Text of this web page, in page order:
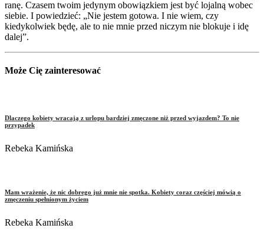
ranę. Czasem twoim jedynym obowiązkiem jest być lojalną wobec
siebie. I powiedzieć: „Nie jestem gotowa. I nie wiem, czy
kiedykolwiek będę, ale to nie mnie przed niczym nie blokuje i idę
dalej”.
Może Cię zainteresować
Dlaczego kobiety wracają z urlopu bardziej zmęczone niż przed wyjazdem? To nie
przypadek
Rebeka Kamińska
Mam wrażenie, że nic dobrego już mnie nie spotka. Kobiety coraz częściej mówią o
zmęczeniu spełnionym życiem
Rebeka Kamińska